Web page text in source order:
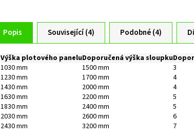
Popis Související (4) Podobné (4)
Výška plotového paneluDoporučená výška sloupku
1030 mm
1500 mm
3
1230 mm
1700 mm
4
1430 mm
2000 mm
4
1630 mm
2200 mm
5
1830 mm
2400 mm
5
2030 mm
2600 mm
6
2430 mm
3200 mm 7